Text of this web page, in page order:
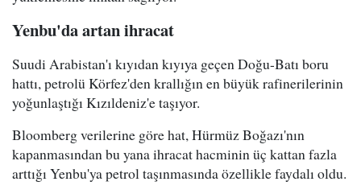
Yenbu'da artan ihracat
Suudi Arabistan'ı kıyıdan kıyıya geçen Doğu-Batı boru
hattı, petrolü Körfez'den krallığın en büyük rafinerilerinin
yoğunlaştığı Kızıldeniz'e taşıyor.
Bloomberg verilerine göre hat, Hürmüz Boğazı'nın
kapanmasından bu yana ihracat hacminin üç kattan fazla
arttığı Yenbu'ya petrol taşınmasında özellikle faydalı oldu.